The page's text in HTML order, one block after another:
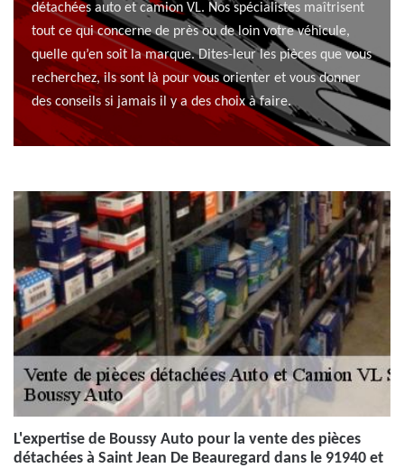
détachées auto et camion VL. Nos spécialistes maîtrisent
tout ce qui concerne de près ou de loin votre véhicule,
quelle qu’en soit la marque. Dites-leur les pièces que vous
recherchez, ils sont là pour vous orienter et vous donner
des conseils si jamais il y a des choix à faire.
L'expertise de Boussy Auto pour la vente des pièces
détachées à Saint Jean De Beauregard dans le 91940 et